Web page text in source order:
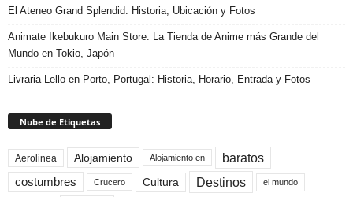
El Ateneo Grand Splendid: Historia, Ubicación y Fotos
Animate Ikebukuro Main Store: La Tienda de Anime más Grande del
Mundo en Tokio, Japón
Livraria Lello en Porto, Portugal: Historia, Horario, Entrada y Fotos
Nube de Etiquetas
Aerolinea Alojamiento Alojamiento en baratos
costumbres Crucero Cultura Destinos el mundo